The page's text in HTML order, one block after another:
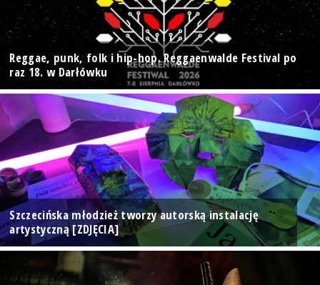
Reggae, punk, folk i hip-hop. Reggaenwalde Festival po
raz 18. w Darłówku
Szczecińska młodzież tworzy autorską instalację
artystyczną [ZDJĘCIA]